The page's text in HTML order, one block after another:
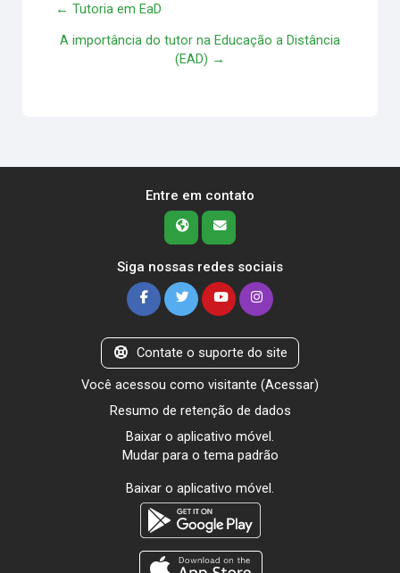
← Tutoria em EaD
A importância do tutor na Educação a Distância
(EAD) →
Entre em contato
Siga nossas redes sociais
Contate o suporte do site
Você acessou como visitante (Acessar)
Resumo de retenção de dados
Baixar o aplicativo móvel.
Mudar para o tema padrão
Baixar o aplicativo móvel.